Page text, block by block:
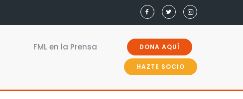
FML en la Prensa DONA AQUÍ
HAZTE SOCIO